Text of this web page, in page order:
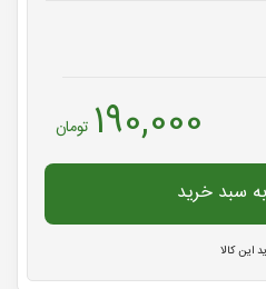
190,000 تومان
سبد خرید
این کالا